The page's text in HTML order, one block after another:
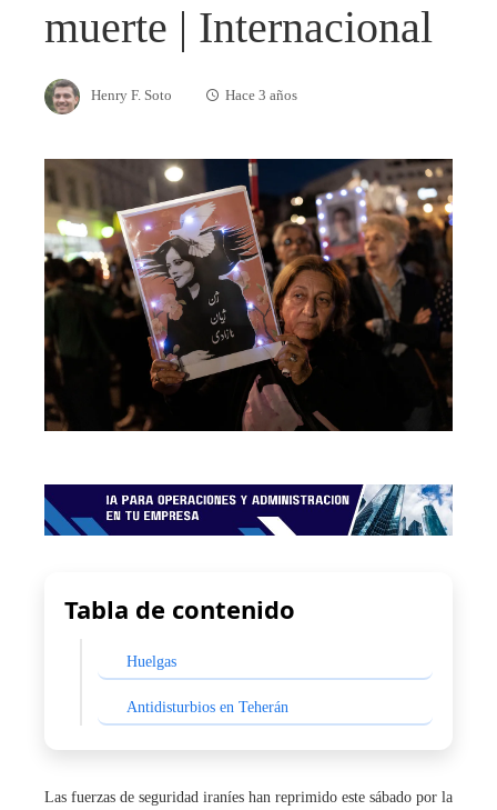
muerte | Internacional
Henry F. Soto Hace 3 años
Tabla de contenido
Huelgas
Antidisturbios en Teherán
Las fuerzas de seguridad iraníes han reprimido este sábado por la